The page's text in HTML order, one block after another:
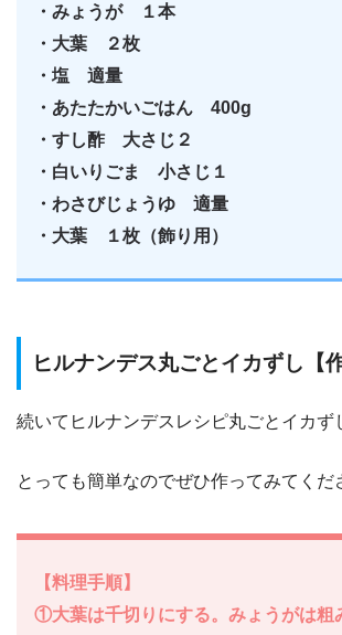
・みょうが １本
・大葉 ２枚
・塩 適量
・あたたかいごはん 400g
・すし酢 大さじ２
・白いりごま 小さじ１
・わさびじょうゆ 適量
・大葉 １枚（飾り用）
ヒルナンデス丸ごとイカずし【
続いてヒルナンデスレシピ丸ごとイカず
とっても簡単なのでぜひ作ってみてくだ
【料理手順】
①大葉は千切りにする。みょうがは粗